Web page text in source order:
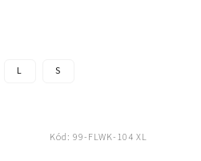
L S
Kód: 99-FLWK-104 XL